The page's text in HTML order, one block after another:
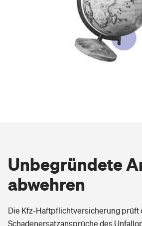
Unbegründete
abwehren
Die Kfz-Haftpflichtversicherung prüft
Schadenersatzansprüche des